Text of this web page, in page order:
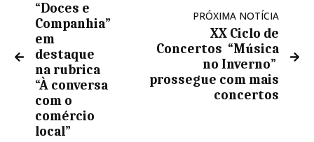
“Doces e
Companhia”
em
destaque
na rubrica
“À conversa
com o
comércio
local”
PRÓXIMA NOTÍCIA
XX Ciclo de
Concertos “Música
no Inverno”
prossegue com mais
concertos